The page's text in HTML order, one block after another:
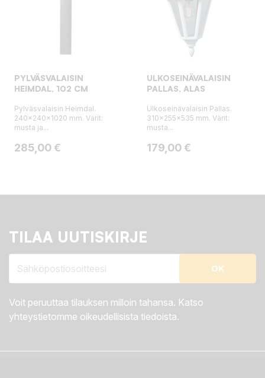
PYLVÄSVALAISIN
HEIMDAL, 102 CM
Pylväsvalaisin Heimdal.
240x240x1020 mm. Värit:
musta ja...
Hinta
285,00 €
ULKOSEINÄVALAISIN
PALLAS, ALAS
Ulkoseinävalaisin Pallas.
310x255x535 mm. Värit:
musta...
Hinta
179,00 €
TILAA UUTISKIRJE
Voit peruuttaa tilauksen milloin tahansa. Katso
yhteystietomme oikeudellisista tiedoista.